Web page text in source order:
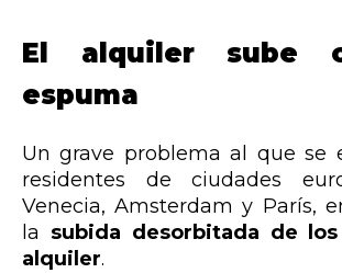
El alquiler sube
espuma
Un grave problema al que se
residentes de ciudades
Venecia, Amsterdam y París,
la subida desorbitada de
alquiler.